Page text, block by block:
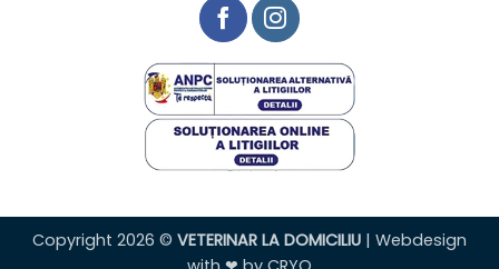
Copyright 2026 © VETERINAR LA DOMICILIU | Webdesign